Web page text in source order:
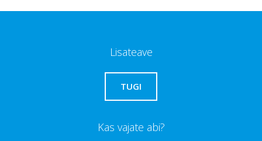
Lisateave
TUGI
Kas vajate abi?